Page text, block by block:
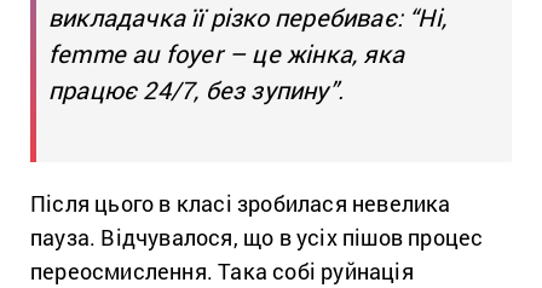
викладачка її різко перебиває: “Ні,
femme au foyer – це жінка, яка
працює 24/7, без зупину”.
Після цього в класі зробилася невелика
пауза. Відчувалося, що в усіх пішов процес
переосмислення. Така собі руйнація